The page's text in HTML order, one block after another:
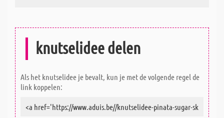
knutselidee delen
Als het knutselidee je bevalt, kun je met de volgende regel de
link koppelen: